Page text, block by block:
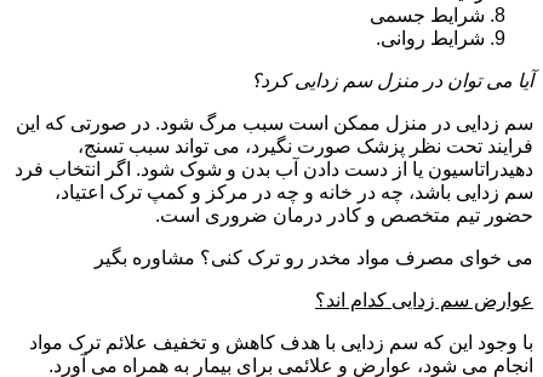
شرایط جسمی
شرایط روانی.
آیا می توان در منزل سم زدایی کرد؟
سم زدایی در منزل ممکن است سبب مرگ شود. در صورتی که این
فرایند تحت نظر پزشک صورت نگیرد، می تواند سبب تسنج،
دهیدراتاسیون یا از دست دادن آب بدن و شوک شود. اگر انتخاب فرد
سم زدایی باشد، چه در خانه و چه در مرکز و کمپ ترک اعتیاد،
حضور تیم متخصص و کادر درمان ضروری است.
می خوای مصرف مواد مخدر رو ترک کنی؟ مشاوره بگیر
عوارض سم زدایی کدام اند؟
با وجود این که سم زدایی با هدف کاهش و تخفیف علائم ترک مواد
انجام می شود، عوارض و علائمی برای بیمار به همراه می آورد.